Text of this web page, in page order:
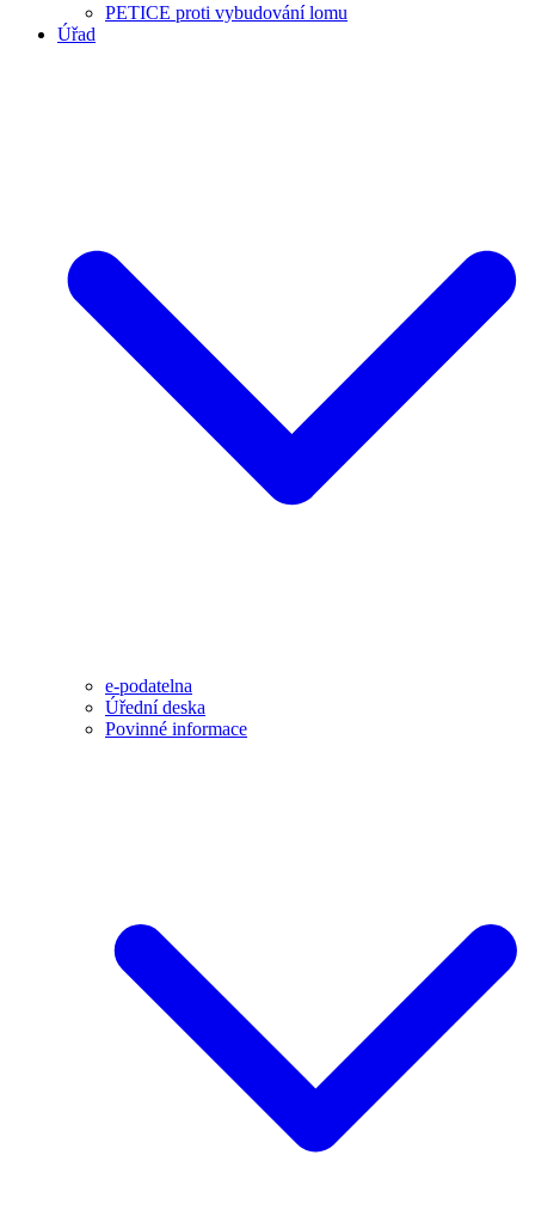
PETICE proti vybudování lomu
Úřad
e-podatelna
Úřední deska
Povinné informace